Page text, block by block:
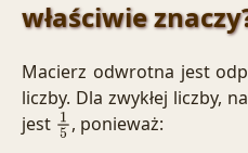
właściwie
Macierz odwrotna jest
liczby. Dla zwykłej liczby,
jest 15, ponieważ: